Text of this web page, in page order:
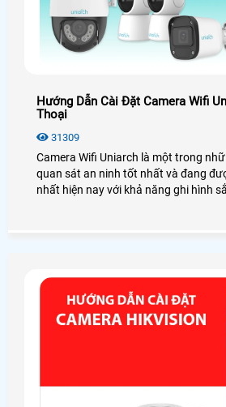
Hướng Dẫn Cài Đặt Camera Wifi
Thoại
31309
Camera Wifi Uniarch là một trong
quan sát an ninh tốt nhất và đang
nhất hiện nay với khả năng ghi hình